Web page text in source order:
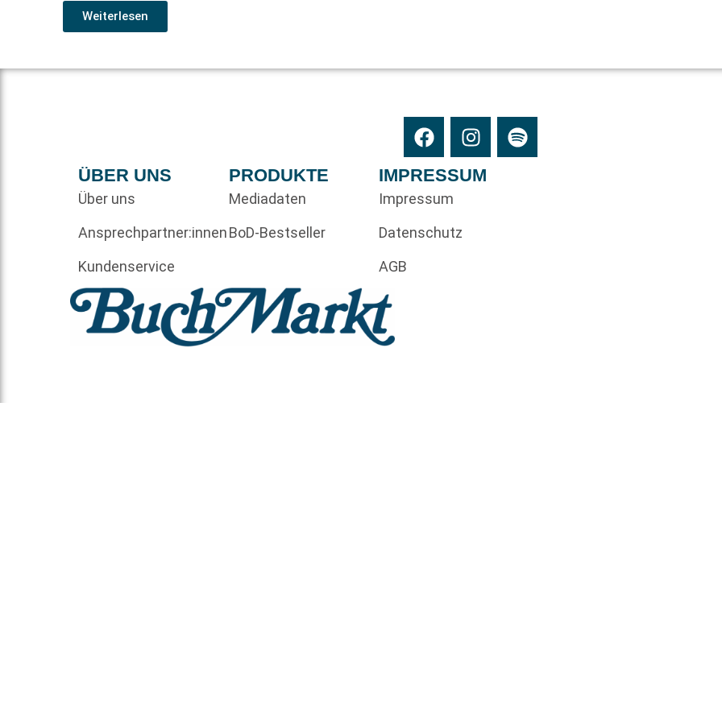
Weiterlesen
ÜBER UNS
Über uns
Ansprechpartner:innen
Kundenservice
PRODUKTE
Mediadaten
BoD-Bestseller
IMPRESSUM
Impressum
Datenschutz
AGB